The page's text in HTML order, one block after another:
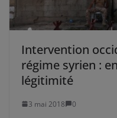
Intervention
régime syrien :
légitimité
3 mai 2018 0